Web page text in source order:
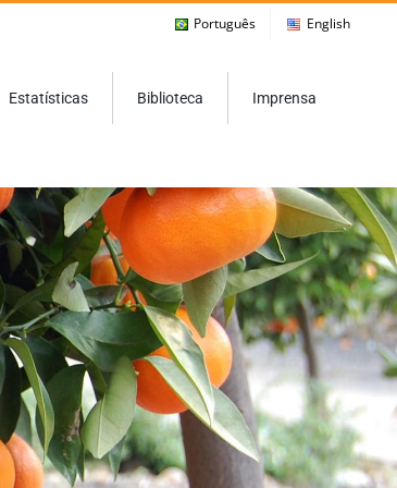
Português English
Estatísticas Biblioteca Imprensa